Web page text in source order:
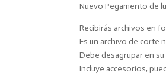
Nuevo Pegamento de
Recibirás archivos en
Es un archivo de corte
Debe desagrupar en
Incluye accesorios,